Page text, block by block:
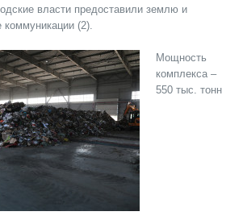
власти предоставили землю и
(2).
Мощность
комплекса –
550 тыс. тонн